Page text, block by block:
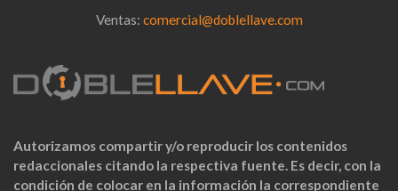
Ventas: comercial@doblellave.com
Autorizamos compartir y/o reproducir los contenidos
redaccionales citando la respectiva fuente. Es decir, con la
condición de colocar en la información la correspondiente